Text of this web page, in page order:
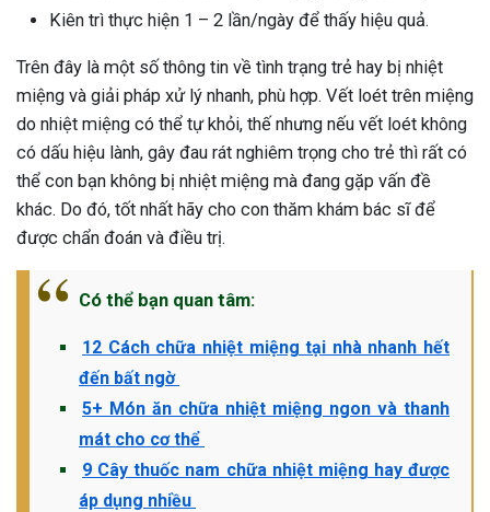
Kiên trì thực hiện 1 – 2 lần/ngày để thấy hiệu quả.
Trên đây là một số thông tin về tình trạng trẻ hay bị nhiệt
miệng và giải pháp xử lý nhanh, phù hợp. Vết loét trên miệng
do nhiệt miệng có thể tự khỏi, thế nhưng nếu vết loét không
có dấu hiệu lành, gây đau rát nghiêm trọng cho trẻ thì rất có
thể con bạn không bị nhiệt miệng mà đang gặp vấn đề
khác. Do đó, tốt nhất hãy cho con thăm khám bác sĩ để
được chẩn đoán và điều trị.
Có thể bạn quan tâm:
12 Cách chữa nhiệt miệng tại nhà nhanh hết
đến bất ngờ
5+ Món ăn chữa nhiệt miệng ngon và thanh
mát cho cơ thể
9 Cây thuốc nam chữa nhiệt miệng hay được
áp dụng nhiều